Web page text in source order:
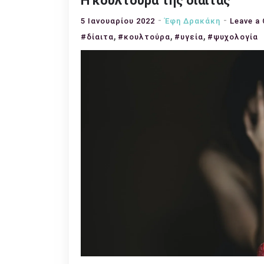
5 Ιανουαρίου 2022 Έφη Δρακάκη Leave a
#δίαιτα, #κουλτούρα, #υγεία, #ψυχολογία